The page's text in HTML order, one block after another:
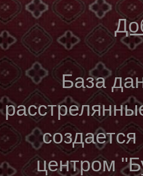
База
центром